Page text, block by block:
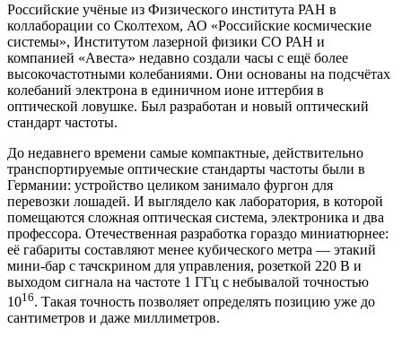
Российские учёные из Физического института РАН в
коллаборации со Сколтехом, АО «Российские космические
системы», Институтом лазерной физики СО РАН и
компанией «Авеста» недавно создали часы с ещё более
высокочастотными колебаниями. Они основаны на подсчётах
колебаний электрона в единичном ионе иттербия в
оптической ловушке. Был разработан и новый оптический
стандарт частоты.
До недавнего времени самые компактные, действительно
транспортируемые оптические стандарты частоты были в
Германии: устройство целиком занимало фургон для
перевозки лошадей. И выглядело как лаборатория, в которой
помещаются сложная оптическая система, электроника и два
профессора. Отечественная разработка гораздо миниатюрнее:
её габариты составляют менее кубического метра — этакий
мини-бар с тачскрином для управления, розеткой 220 В и
выходом сигнала на частоте 1 ГГц с небывалой точностью
1016. Такая точность позволяет определять позицию уже до
сантиметров и даже миллиметров.